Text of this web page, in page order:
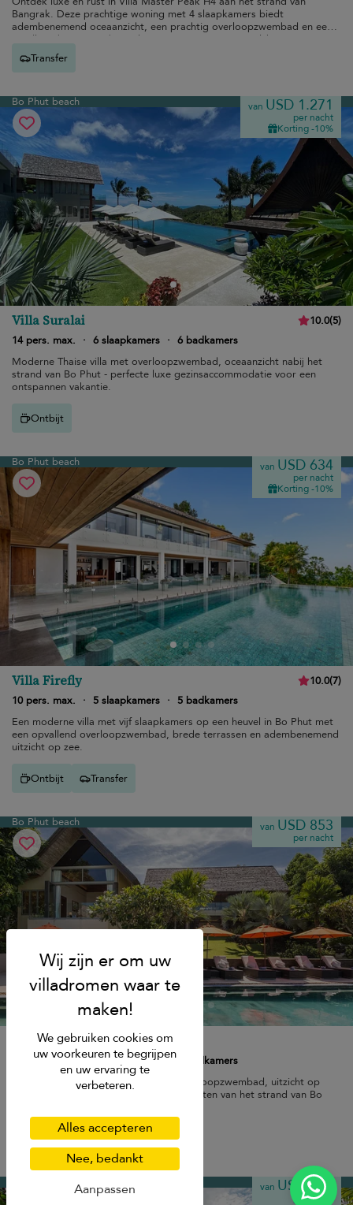
Bangrak. Deze prachtige woning met 4 slaapkamers biedt
adembenemend oceaanzicht, een prachtig overloopzwembad en een
naadloos binnen- en buitenleven, voor een onvergetelijke
ontsnapping.
Transfer
Bo Phut beach van USD 1.271
per nacht
Korting -10%
Villa Suralai 10.0(5)
14 pers. max.
· 6 slaapkamers · 6 badkamers
Moderne Thaise villa met overloopzwembad, oceaanzicht nabij het
strand van Bo Phut - perfecte luxe gezinsaccommodatie voor een
ontspannen vakantie.
Ontbijt
Bo Phut beach van USD 634
per nacht
Korting -10%
Villa Firefly 10.0(7)
10 pers. max.
· 5 slaapkamers ·
5 badkamers
Een moderne villa met vijf slaapkamers op een heuvel in Bo Phut met
een opvallend overloopzwembad, brede terrassen en adembenemend
uitzicht op zee.
Ontbijt Transfer
Bo Phut beach van USD 853
per nacht
Atulya Residence
10 pers. max. · 5 slaapkamers ·
6 badkamers
Vakantiehuis op een heuveltop met overloopzwembad, uitzicht op
zee, ruime leefruimtes en op enkele minuten van het strand van Bo
Ontbijt Transfer
Bo Phut beach van USD 442
per nacht
We gebruiken cookies om
uw voorkeuren te begrijpen
en uw ervaring te
verbeteren.
Alles accepteren
Nee, bedankt
Aanpassen